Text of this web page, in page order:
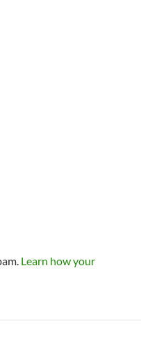
Learn how your